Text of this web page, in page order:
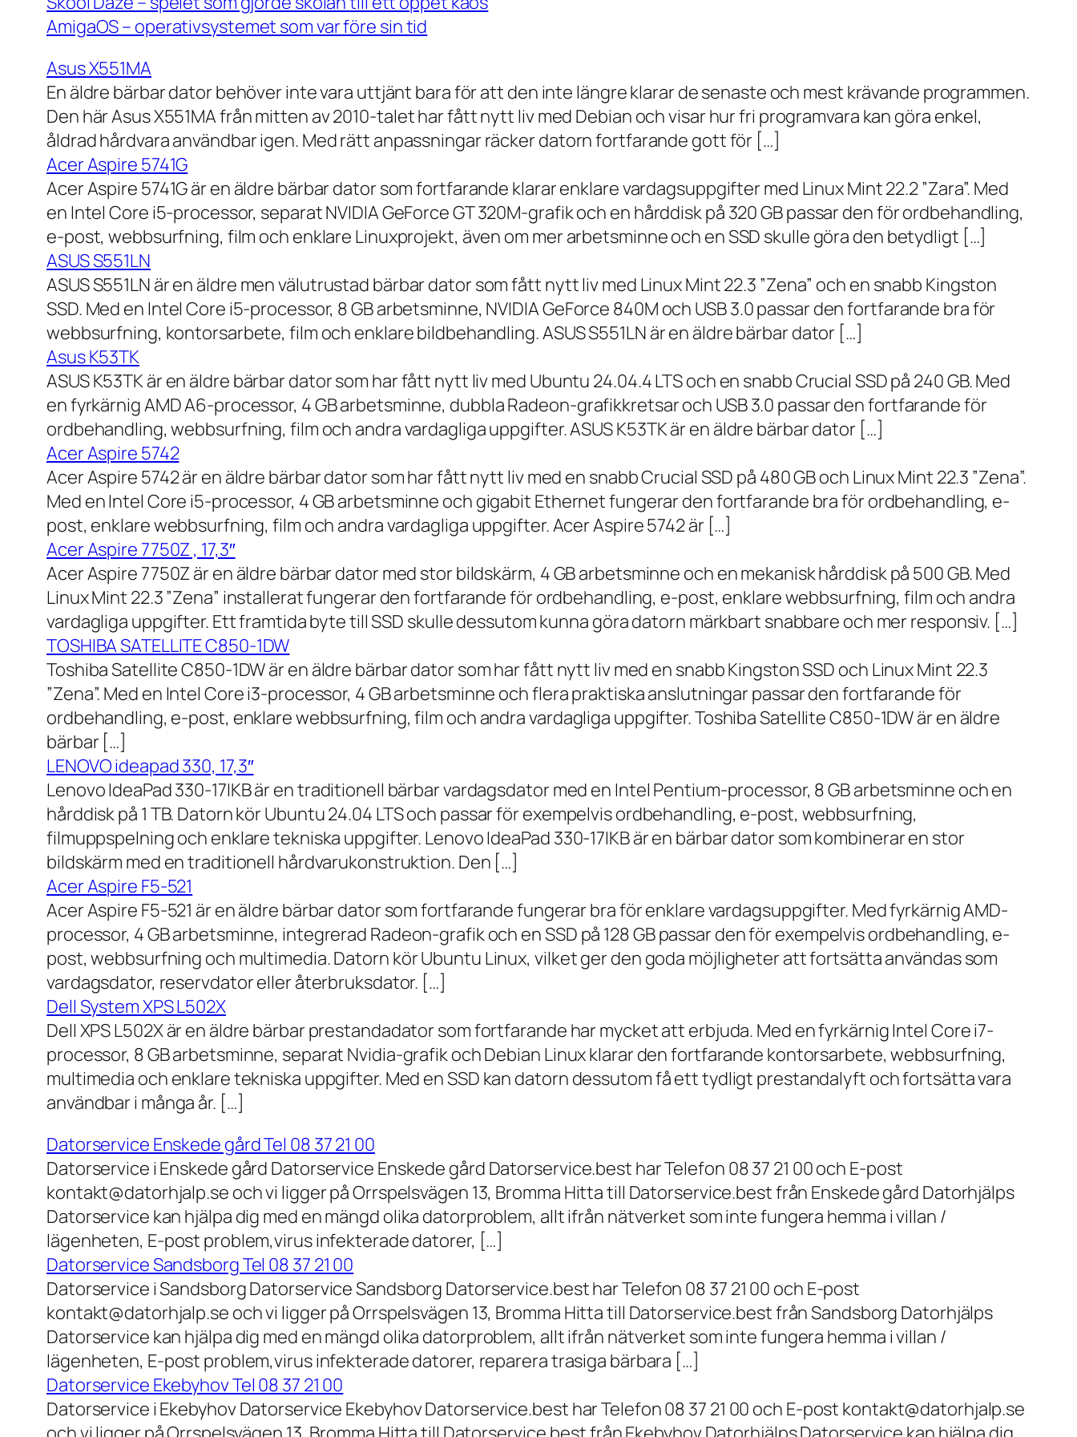
AmigaOS – operativsystemet som var före sin tid
Asus X551MA
En äldre bärbar dator behöver inte vara uttjänt bara för att den inte längre klarar de senaste och mest krävande programmen.
Den här Asus X551MA från mitten av 2010-talet har fått nytt liv med Debian och visar hur fri programvara kan göra enkel,
åldrad hårdvara användbar igen. Med rätt anpassningar räcker datorn fortfarande gott för […]
Acer Aspire 5741G
Acer Aspire 5741G är en äldre bärbar dator som fortfarande klarar enklare vardagsuppgifter med Linux Mint 22.2 ”Zara”. Med
en Intel Core i5-processor, separat NVIDIA GeForce GT 320M-grafik och en hårddisk på 320 GB passar den för ordbehandling,
e-post, webbsurfning, film och enklare Linuxprojekt, även om mer arbetsminne och en SSD skulle göra den betydligt […]
ASUS S551LN
ASUS S551LN är en äldre men välutrustad bärbar dator som fått nytt liv med Linux Mint 22.3 ”Zena” och en snabb Kingston
SSD. Med en Intel Core i5-processor, 8 GB arbetsminne, NVIDIA GeForce 840M och USB 3.0 passar den fortfarande bra för
webbsurfning, kontorsarbete, film och enklare bildbehandling. ASUS S551LN är en äldre bärbar dator […]
Asus K53TK
ASUS K53TK är en äldre bärbar dator som har fått nytt liv med Ubuntu 24.04.4 LTS och en snabb Crucial SSD på 240 GB. Med
en fyrkärnig AMD A6-processor, 4 GB arbetsminne, dubbla Radeon-grafikkretsar och USB 3.0 passar den fortfarande för
ordbehandling, webbsurfning, film och andra vardagliga uppgifter. ASUS K53TK är en äldre bärbar dator […]
Acer Aspire 5742
Acer Aspire 5742 är en äldre bärbar dator som har fått nytt liv med en snabb Crucial SSD på 480 GB och Linux Mint 22.3 ”Zena”.
Med en Intel Core i5-processor, 4 GB arbetsminne och gigabit Ethernet fungerar den fortfarande bra för ordbehandling, e-
post, enklare webbsurfning, film och andra vardagliga uppgifter. Acer Aspire 5742 är […]
Acer Aspire 7750Z , 17,3″
Acer Aspire 7750Z är en äldre bärbar dator med stor bildskärm, 4 GB arbetsminne och en mekanisk hårddisk på 500 GB. Med
Linux Mint 22.3 ”Zena” installerat fungerar den fortfarande för ordbehandling, e-post, enklare webbsurfning, film och andra
vardagliga uppgifter. Ett framtida byte till SSD skulle dessutom kunna göra datorn märkbart snabbare och mer responsiv. […]
TOSHIBA SATELLITE C850-1DW
Toshiba Satellite C850-1DW är en äldre bärbar dator som har fått nytt liv med en snabb Kingston SSD och Linux Mint 22.3
”Zena”. Med en Intel Core i3-processor, 4 GB arbetsminne och flera praktiska anslutningar passar den fortfarande för
ordbehandling, e-post, enklare webbsurfning, film och andra vardagliga uppgifter. Toshiba Satellite C850-1DW är en äldre
bärbar […]
LENOVO ideapad 330, 17,3″
Lenovo IdeaPad 330-17IKB är en traditionell bärbar vardagsdator med en Intel Pentium-processor, 8 GB arbetsminne och en
hårddisk på 1 TB. Datorn kör Ubuntu 24.04 LTS och passar för exempelvis ordbehandling, e-post, webbsurfning,
filmuppspelning och enklare tekniska uppgifter. Lenovo IdeaPad 330-17IKB är en bärbar dator som kombinerar en stor
bildskärm med en traditionell hårdvarukonstruktion. Den […]
Acer Aspire F5-521
Acer Aspire F5-521 är en äldre bärbar dator som fortfarande fungerar bra för enklare vardagsuppgifter. Med fyrkärnig AMD-
processor, 4 GB arbetsminne, integrerad Radeon-grafik och en SSD på 128 GB passar den för exempelvis ordbehandling, e-
post, webbsurfning och multimedia. Datorn kör Ubuntu Linux, vilket ger den goda möjligheter att fortsätta användas som
vardagsdator, reservdator eller återbruksdator. […]
Dell System XPS L502X
Dell XPS L502X är en äldre bärbar prestandadator som fortfarande har mycket att erbjuda. Med en fyrkärnig Intel Core i7-
processor, 8 GB arbetsminne, separat Nvidia-grafik och Debian Linux klarar den fortfarande kontorsarbete, webbsurfning,
multimedia och enklare tekniska uppgifter. Med en SSD kan datorn dessutom få ett tydligt prestandalyft och fortsätta vara
användbar i många år. […]
Datorservice Enskede gård Tel 08 37 21 00
Datorservice i Enskede gård Datorservice Enskede gård Datorservice.best har Telefon 08 37 21 00 och E-post
kontakt@datorhjalp.se och vi ligger på Orrspelsvägen 13, Bromma Hitta till Datorservice.best från Enskede gård Datorhjälps
Datorservice kan hjälpa dig med en mängd olika datorproblem, allt ifrån nätverket som inte fungera hemma i villan /
lägenheten, E-post problem,virus infekterade datorer, […]
Datorservice Sandsborg Tel 08 37 21 00
Datorservice i Sandsborg Datorservice Sandsborg Datorservice.best har Telefon 08 37 21 00 och E-post
kontakt@datorhjalp.se och vi ligger på Orrspelsvägen 13, Bromma Hitta till Datorservice.best från Sandsborg Datorhjälps
Datorservice kan hjälpa dig med en mängd olika datorproblem, allt ifrån nätverket som inte fungera hemma i villan /
lägenheten, E-post problem,virus infekterade datorer, reparera trasiga bärbara […]
Datorservice Ekebyhov Tel 08 37 21 00
Datorservice i Ekebyhov Datorservice Ekebyhov Datorservice.best har Telefon 08 37 21 00 och E-post kontakt@datorhjalp.se